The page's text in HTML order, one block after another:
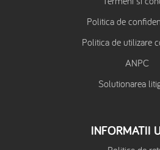
Politica de
Politica de utilizare
ANPC
Solutionarea
INFORMATII